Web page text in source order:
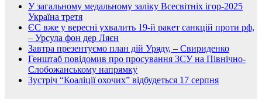
У загальному медальному заліку Всесвітніх ігор-2025
Україна третя
ЄС вже у вересні ухвалить 19-й ракет санкцій проти рф,
– Урсула фон дер Ляєн
Завтра презентуємо план дій Уряду, – Свириденко
Генштаб повідомив про просування ЗСУ на Північно-
Слобожанському напрямку
Зустріч “Коаліції охочих” відбудеться 17 серпня